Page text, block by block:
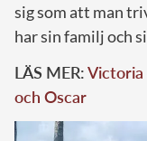
sig som att man
har sin familj och
LÄS MER:Victoria
och Oscar